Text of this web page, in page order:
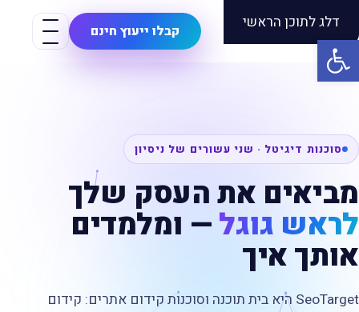
פתח סרגל נגישות
דלג לתוכן הראשי
SeoTarget קבלו ייעוץ חינם
סוכנות דיגיטל · שני עשורים של ניסיון
מביאים את העסק שלך
לראש גוגל— ומלמדים
אותך איך
SeoTarget היא בית תוכנה וסוכנות קידום אתרים: קידום